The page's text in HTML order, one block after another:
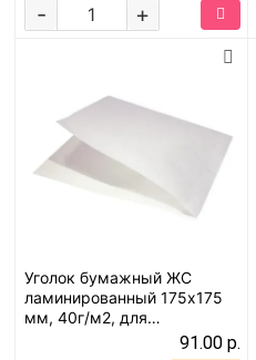
+
-
Уголок бумажный ЖС
ламинированный 175х175
мм, 40г/м2, для
гамбургера, белый, 100 шт
91.00 р.